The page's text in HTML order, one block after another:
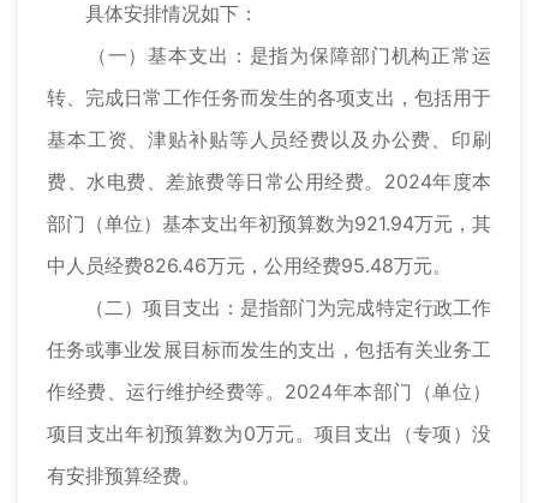
具体安排情况如下：
（一）基本支出：是指为保障部门机构正常运
转、完成日常工作任务而发生的各项支出，包括用于
基本工资、津贴补贴等人员经费以及办公费、印刷
费、水电费、差旅费等日常公用经费。2024年度本
部门（单位）基本支出年初预算数为921.94万元，其
中人员经费826.46万元，公用经费95.48万元。
（二）项目支出：是指部门为完成特定行政工作
任务或事业发展目标而发生的支出，包括有关业务工
作经费、运行维护经费等。2024年本部门（单位）
项目支出年初预算数为0万元。项目支出（专项）没
有安排预算经费。